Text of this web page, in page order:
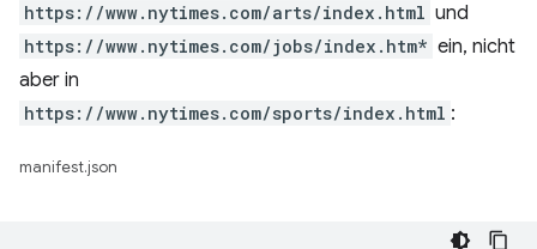
https://www.nytimes.com/arts/index.html und
https://www.nytimes.com/jobs/index.htm* ein, nicht
aber in
https://www.nytimes.com/sports/index.html :
manifest.json